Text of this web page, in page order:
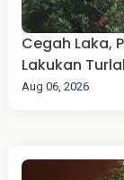
Cegah Laka,
Lakukan
Aug 06, 2026